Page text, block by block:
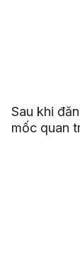
Sau khi
mốc quan